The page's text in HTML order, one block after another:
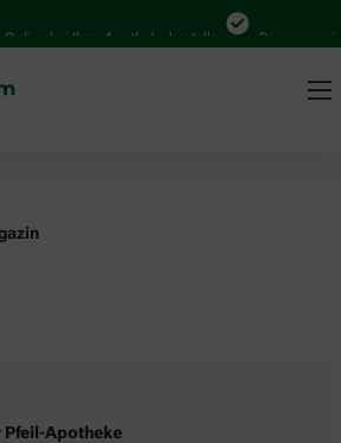
Online bei Ihrer Apotheke bestellen Bequem
Pfeil-Apotheke